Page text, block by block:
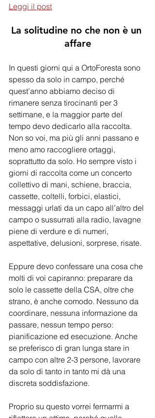
Leggi il post
La solitudine no che non è un
affare
In questi giorni qui a OrtoForesta sono
spesso da solo in campo, perché
quest’anno abbiamo deciso di
rimanere senza tirocinanti per 3
settimane, e la maggior parte del
tempo devo dedicarlo alla raccolta.
Non so voi, ma più gli anni passano e
meno amo raccogliere ortaggi,
soprattutto da solo. Ho sempre visto i
giorni di raccolta come un concerto
collettivo di mani, schiene, braccia,
cassette, coltelli, forbici, elastici,
messaggi urlati da un capo all’altro del
campo o sussurrati alla radio, lavagne
piene di verdure e di numeri,
aspettative, delusioni, sorprese, risate.
Eppure devo confessare una cosa che
molti di voi capiranno: preparare da
solo le cassette della CSA, oltre che
strano, è anche comodo. Nessuno da
coordinare, nessuna informazione da
passare, nessun tempo perso:
pianificazione ed esecuzione. Anche
se preferisco di gran lunga stare in
campo con altre 2-3 persone, lavorare
da solo di tanto in tanto mi dà una
discreta soddisfazione.
Proprio su questo vorrei fermarmi a